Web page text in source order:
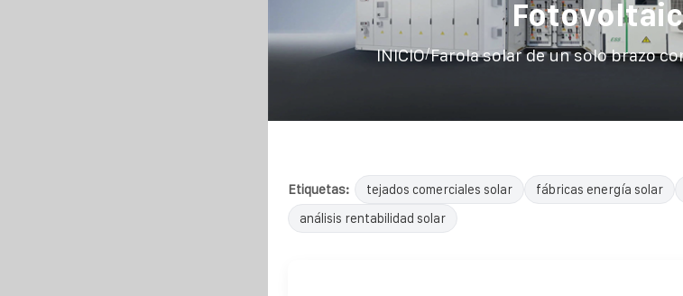
INICIO/Farola solar de un solo brazo
Etiquetas: tejados comerciales solar fábricas energía solar
análisis rentabilidad solar